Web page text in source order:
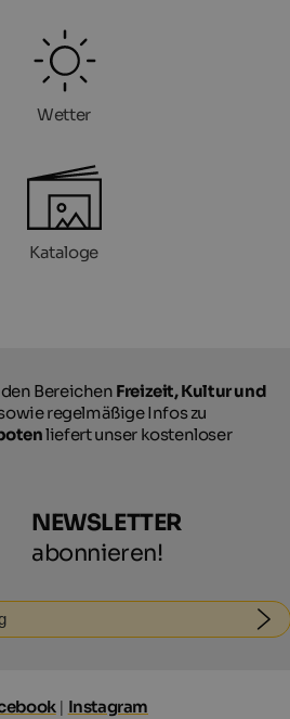
Wetter
Kataloge
Bereichen Freizeit, Kultur und
regelmäßige Infos zu
liefert unser kostenloser
NEWSLETTER
abonnieren!
| Instagram